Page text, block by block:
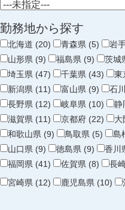
勤務地から探す
北海道 (20) 青森県 (5) 岩
山形県 (9)
福島県 (9) 茨城
埼玉県 (47)
千葉県 (43) 東
新潟県 (11)
富山県 (9) 石
長野県 (12)
岐阜県 (10) 静
滋賀県 (11)
京都府 (22) 大
和歌山県 (9)
鳥取県 (5) 島
山口県 (9)
徳島県 (9) 香川
福岡県 (41)
佐賀県 (8) 長
宮崎県 (12)
鹿児島県 (10)